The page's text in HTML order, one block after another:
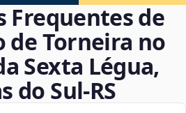
Frequentes de
de Torneira no
Sexta Légua,
do Sul‑RS